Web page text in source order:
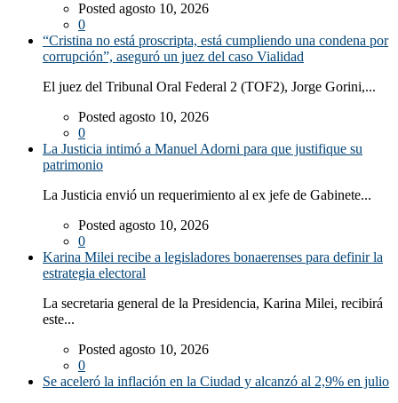
Posted agosto 10, 2026
0
“Cristina no está proscripta, está cumpliendo una condena por
corrupción”, aseguró un juez del caso Vialidad
El juez del Tribunal Oral Federal 2 (TOF2), Jorge Gorini,...
Posted agosto 10, 2026
0
La Justicia intimó a Manuel Adorni para que justifique su
patrimonio
La Justicia envió un requerimiento al ex jefe de Gabinete...
Posted agosto 10, 2026
0
Karina Milei recibe a legisladores bonaerenses para definir la
estrategia electoral
La secretaria general de la Presidencia, Karina Milei, recibirá
este...
Posted agosto 10, 2026
0
Se aceleró la inflación en la Ciudad y alcanzó al 2,9% en julio